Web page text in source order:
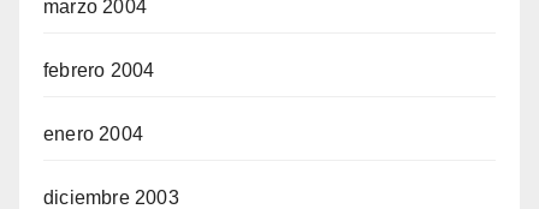
marzo 2004
febrero 2004
enero 2004
diciembre 2003